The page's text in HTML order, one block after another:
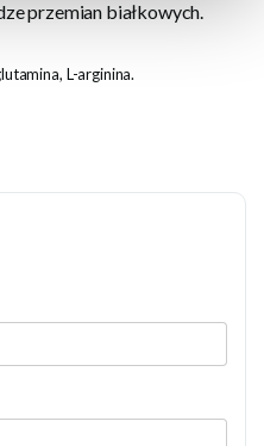
przemian białkowych.
L-arginina.